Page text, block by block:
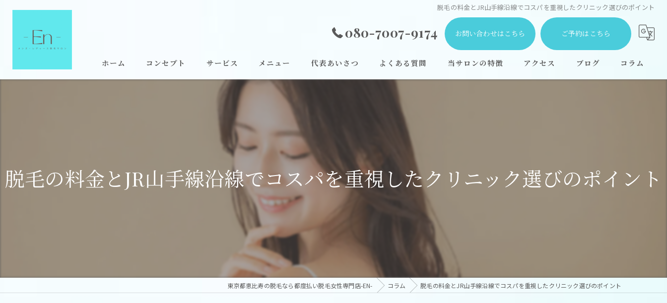
脱毛の料金とJR山手線沿線でコスパを重視したクリニック選びのポイント
080-7007-9174 お問い合わせはこちら ご予約はこちら
ホーム コンセプト サービス メニュー 代表あいさつ よくある質問 当サロンの特徴
全身
アクセス ブログ コラム
脱毛の料金とJR山手線沿線でコスパを重視したクリニック選びのポイント
東京都恵比寿の脱毛なら都度払い脱毛女性専門店-EN- コラム 脱毛の料金とJR山手線沿線でコスパを重視したクリニック選びのポイント